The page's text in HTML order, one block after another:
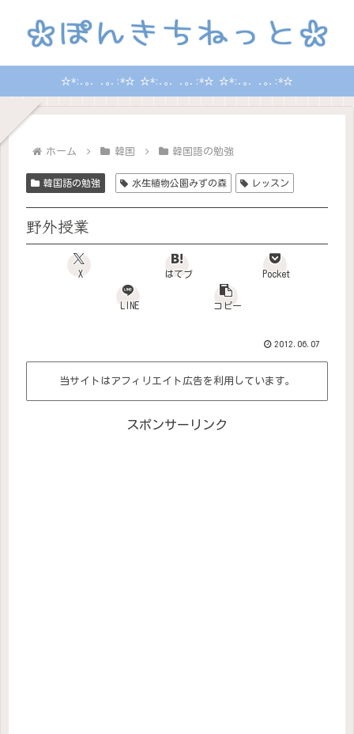
☆*:.｡. .｡.:*☆ ☆*:.｡. .｡.:*☆ ☆*:.｡. .｡.:*☆
ホーム 韓国 韓国語の勉強
韓国語の勉強 水生植物公園みずの森 レッスン
野外授業
X はてブ Pocket
LINE コピー
2012.06.07
当サイトはアフィリエイト広告を利用しています。
スポンサーリンク